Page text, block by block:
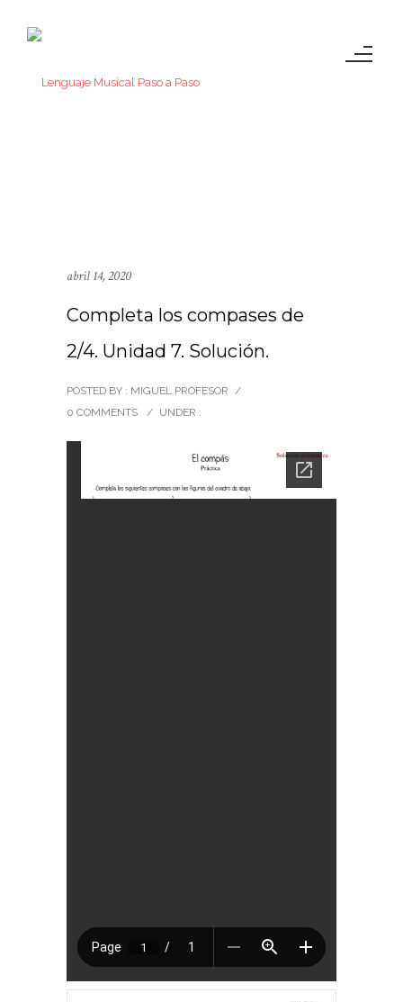
abril 14, 2020
Completa los compases de
2/4. Unidad 7. Solución.
POSTED BY : MIGUEL PROFESOR /
0 COMMENTS
/ UNDER :